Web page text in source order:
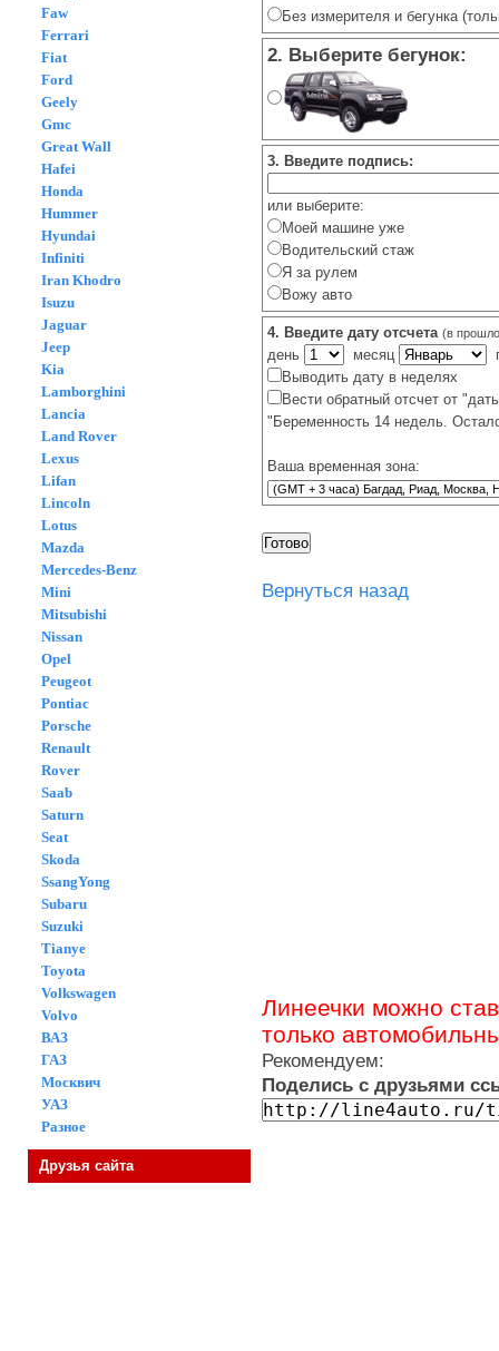
Faw
Ferrari
Fiat
Ford
Geely
Gmc
Great Wall
Hafei
Honda
Hummer
Hyundai
Infiniti
Iran Khodro
Isuzu
Jaguar
Jeep
Kia
Lamborghini
Lancia
Land Rover
Lexus
Lifan
Lincoln
Lotus
Mazda
Mercedes-Benz
Mini
Mitsubishi
Nissan
Opel
Peugeot
Pontiac
Porsche
Renault
Rover
Saab
Saturn
Seat
Skoda
SsangYong
Subaru
Suzuki
Tianye
Toyota
Volkswagen
Volvo
ВАЗ
ГАЗ
Москвич
УАЗ
Разное
Друзья сайта
Без измерителя и бегунка
2. Выберите бегунок:
3. Введите подпись:
или выберите:
Моей машине уже
Водительский стаж
Я за рулем
Вожу авто
4. Введите дату отсчета (в
день месяц
Выводить дату в неделях
Вести обратный отсчет от
"Беременность 14 недель.
Ваша временная зона:
Вернуться назад
Линеечки можно
только
Рекомендуем:
Поделись с друзьями